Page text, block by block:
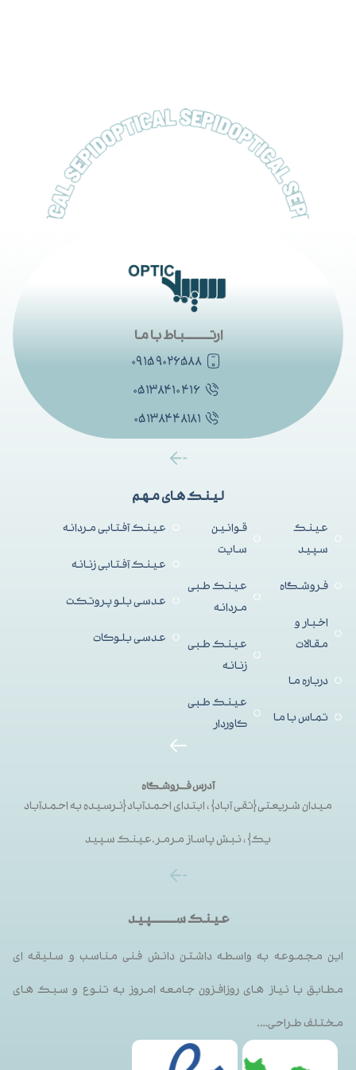
لینک های مهم
عینک
سپید
فروشگاه
اخبار و
مقالات
درباره ما
تماس با ما
قوانین
سایت
عینک طبی
مردانه
عینک طبی
زنانه
عینک طبی
کاوردار
عینک آفتابی مردانه
عینک آفتابی زنانه
عدسی بلو پروتکت
عدسی بلوکات
آدرس فــروشگاه
میدان شریعتی{تقی آباد}، ابتدای احمدآباد{نرسیده به احمدآباد
یک}، نبش پاساز مرمر.عینک سپید
ارتــــــــــباط با ما
۰۹۱۵۹۰۲۶۵۸۸
۰۵۱۳۸۴۱۰۴۱۶
۰۵۱۳۸۴۴۸۱۸۱
عینک ســـــــــپید
این مجموعه به واسطه داشتن دانش فنی مناسب و سلیقه ای
مطابق با نیاز های روزافزون جامعه امروز به تنوع و سبک های
مختلف طراحی….